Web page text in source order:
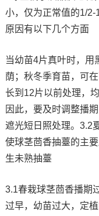
小，仅为正常值的1/
原因有以下几个方面
当幼苗4片真叶时，用
荫；秋冬季育苗，可
长到12片以前处理，
因此，要及时调整播
遮光短日照处理。3.2
使球茎茴香抽薹的主
生未熟抽薹
3.1春栽球茎茴香播期
过早，幼苗过大，定